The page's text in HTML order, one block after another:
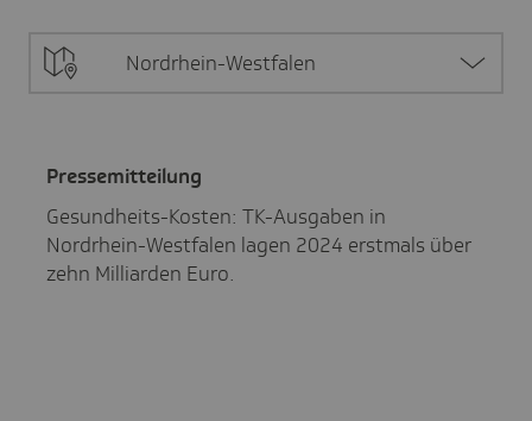
Nordrhein-Westfalen
Pres­se­mit­tei­lung
Gesundheits-Kosten: TK-Ausgaben in
Nordrhein-Westfalen lagen 2024 erstmals über
zehn Milliarden Euro.